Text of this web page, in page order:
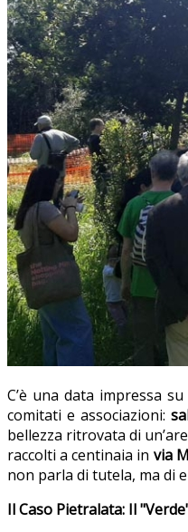
C’è una data impressa
comitati e associazioni:
bellezza ritrovata di
raccolti a centinaia in via
non parla di tutela, ma di
Il Caso Pietralata: Il